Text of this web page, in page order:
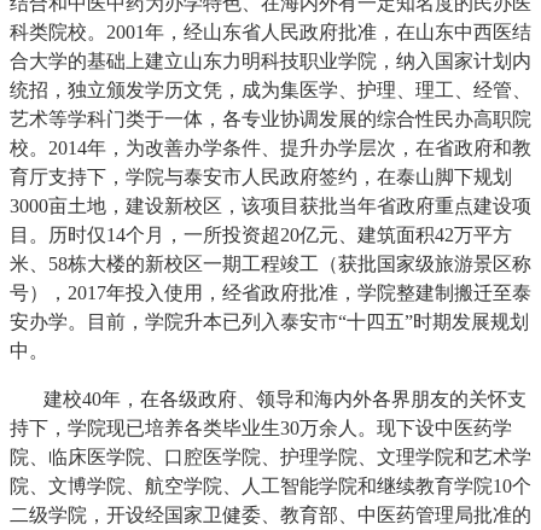
科类院校。2001年，经山东省人民政府批准，在山东中西医结
合大学的基础上建立山东力明科技职业学院，纳入国家计划内
统招，独立颁发学历文凭，成为集医学、护理、理工、经管、
艺术等学科门类于一体，各专业协调发展的综合性民办高职院
校。2014年，为改善办学条件、提升办学层次，在省政府和教
育厅支持下，学院与泰安市人民政府签约，在泰山脚下规划
3000亩土地，建设新校区，该项目获批当年省政府重点建设项
目。历时仅14个月，一所投资超20亿元、建筑面积42万平方
米、58栋大楼的新校区一期工程竣工（获批国家级旅游景区称
号），2017年投入使用，经省政府批准，学院整建制搬迁至泰
安办学。目前，学院升本已列入泰安市“十四五”时期发展规划
中。
建校40年，在各级政府、领导和海内外各界朋友的关怀支
持下，学院现已培养各类毕业生30万余人。现下设中医药学
院、临床医学院、口腔医学院、护理学院、文理学院和艺术学
院、文博学院、航空学院、人工智能学院和继续教育学院10个
二级学院，开设经国家卫健委、教育部、中医药管理局批准的